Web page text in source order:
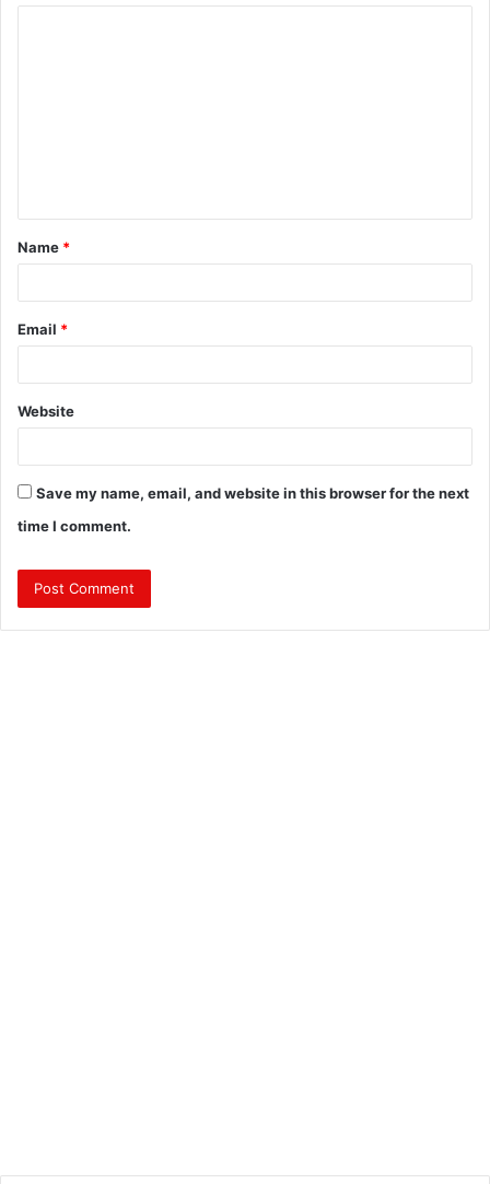
t
*
Name *
Email *
Website
Save my name, email, and website in this browser for the next
time I comment.